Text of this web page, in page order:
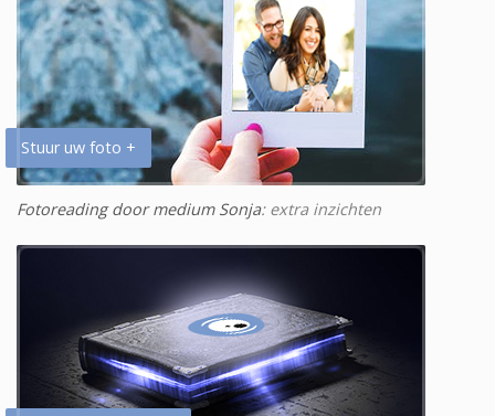
Stuur uw foto +
Fotoreading door medium Sonja: extra inzichten